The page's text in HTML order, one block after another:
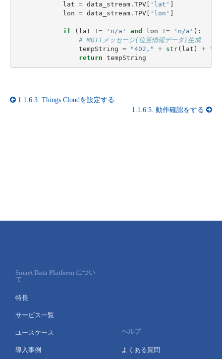
lat = data_stream. TPV[ 'lat'
lon = data_stream. TPV[ 'lon'
if ( lat != 'n/a' and lon != 'n/a' ):
# MQTTメッセージ(位置情報データ)生成
tempString = "402," + str( lat ) +
","
return tempString
1.1.6.3. Things Cloudを設定する
1.1.6.5. 動作確認をする
Smart Data Platform につい
て
特長
サービス一覧
ユースケース
導入事例
ヘルプ
よくある質問